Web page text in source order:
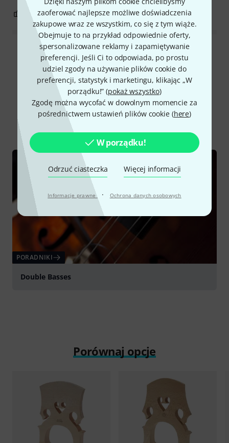
zaoferować najlepsze możliwe doświadczenia
zakupowe wraz ze wszystkim, co się z tym wiąże.
Obejmuje to na przykład odpowiednie oferty,
spersonalizowane reklamy i zapamiętywanie
preferencji. Jeśli Ci to odpowiada, po prostu
udziel zgody na używanie plików cookie do
preferencji, statystyk i marketingu, klikając „W
porządku!” (pokaż wszystko)
Zgodę można wycofać w dowolnym momencie za
pośrednictwem ustawień plików cookie (here)
W porządku!
Odrzuć ciasteczka Więcej informacji
Informacje prawne · Ochrona danych osobowych
0 0 ZGŁOŚ NADUŻYCIE
Wszystkie oceny
Czy wiesz że?
Wszystko
PORADNIKI
Double Basses
Porównaj opcje